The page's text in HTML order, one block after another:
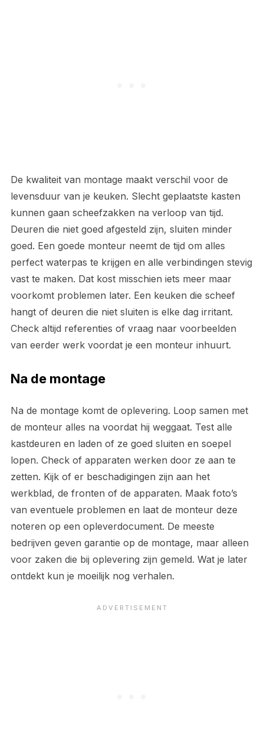
De kwaliteit van montage maakt verschil voor de
levensduur van je keuken. Slecht geplaatste kasten
kunnen gaan scheefzakken na verloop van tijd.
Deuren die niet goed afgesteld zijn, sluiten minder
goed. Een goede monteur neemt de tijd om alles
perfect waterpas te krijgen en alle verbindingen stevig
vast te maken. Dat kost misschien iets meer maar
voorkomt problemen later. Een keuken die scheef
hangt of deuren die niet sluiten is elke dag irritant.
Check altijd referenties of vraag naar voorbeelden
van eerder werk voordat je een monteur inhuurt.
Na de montage
Na de montage komt de oplevering. Loop samen met
de monteur alles na voordat hij weggaat. Test alle
kastdeuren en laden of ze goed sluiten en soepel
lopen. Check of apparaten werken door ze aan te
zetten. Kijk of er beschadigingen zijn aan het
werkblad, de fronten of de apparaten. Maak foto’s
van eventuele problemen en laat de monteur deze
noteren op een opleverdocument. De meeste
bedrijven geven garantie op de montage, maar alleen
voor zaken die bij oplevering zijn gemeld. Wat je later
ontdekt kun je moeilijk nog verhalen.